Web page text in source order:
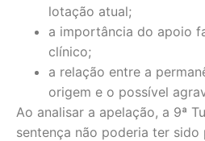
lotação atual;
a importância do apoio
clínico;
a relação entre a
origem e o possível
Ao analisar a apelação, a 9ª
sentença não poderia ter sido